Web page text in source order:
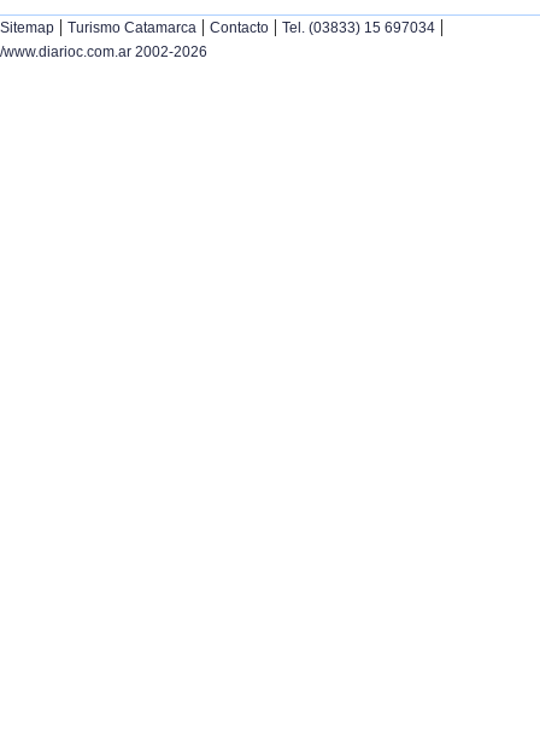
Sitemap | Turismo Catamarca | Contacto | Tel. (03833) 15 697034 |
/www.diarioc.com.ar 2002-2026